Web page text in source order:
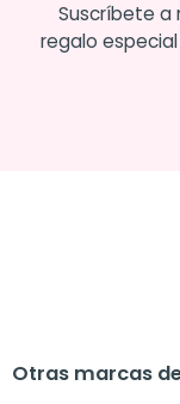
Suscríbete a
regalo
Otras marcas